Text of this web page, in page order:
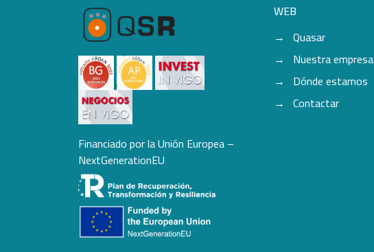
Financiado por la Unión Europea –
NextGenerationEU
WEB
Quasar
Nuestra empresa
Dónde estamos
Contactar